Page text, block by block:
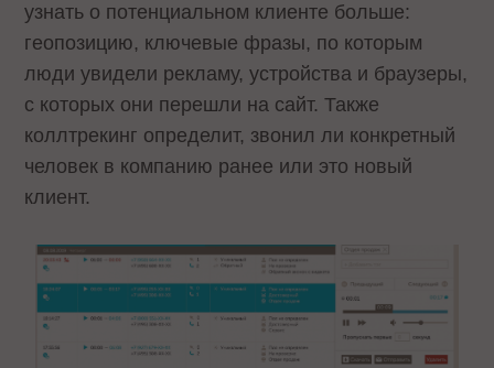
узнать о потенциальном клиенте больше:
геопозицию, ключевые фразы, по которым
люди увидели рекламу, устройства и браузеры,
с которых они перешли на сайт. Также
коллтрекинг определит, звонил ли конкретный
человек в компанию ранее или это новый
клиент.